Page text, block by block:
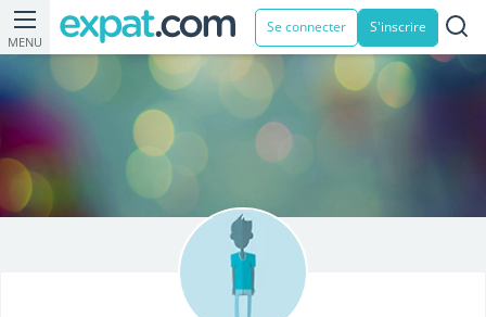
MENU
Se connecter S'inscrire